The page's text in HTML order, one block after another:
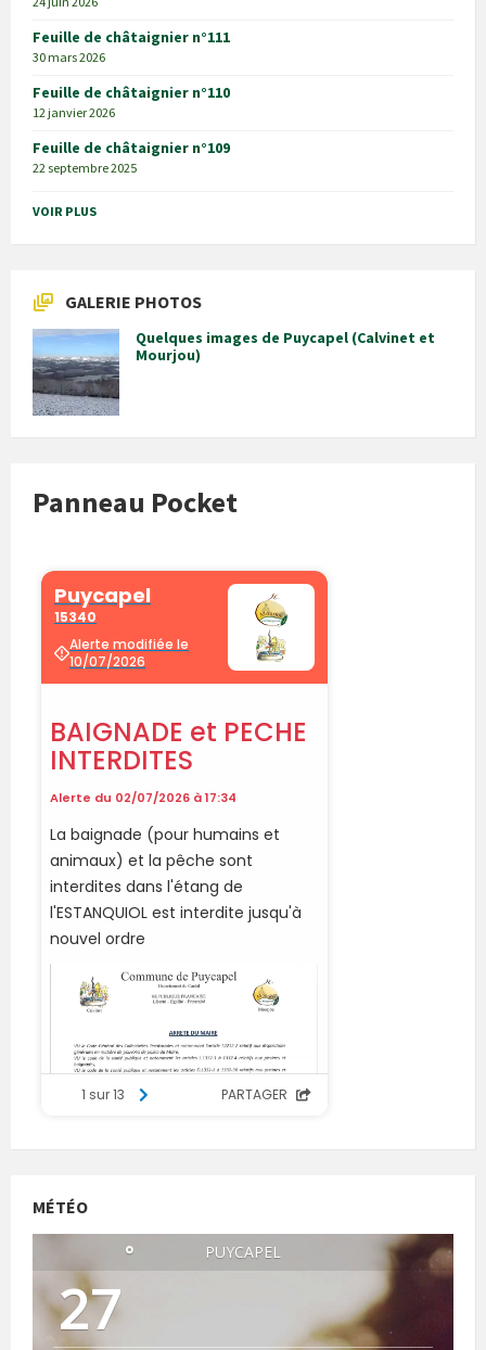
Feuille de châtaignier n°111
30 mars 2026
Feuille de châtaignier n°110
12 janvier 2026
Feuille de châtaignier n°109
22 septembre 2025
VOIR PLUS
GALERIE PHOTOS
Quelques images de Puycapel (Calvinet et
Mourjou)
Panneau Pocket
MÉTÉO
PUYCAPEL
27
°